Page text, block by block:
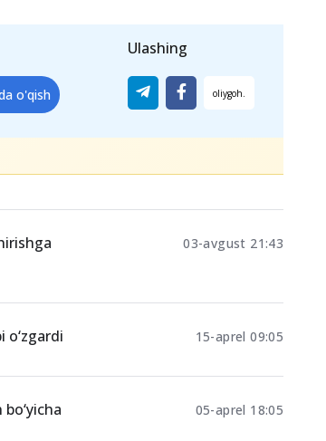
ham o‘qishini ko‘chirishi
Ulashing
03-avgust 21:43